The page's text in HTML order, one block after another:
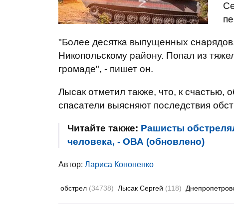
"Более десятка выпущенных
Никопольскому району. Попал из
громаде", - пишет он.
Лысак отметил также, что, к счастью,
спасатели выясняют последствия
Читайте также: Рашисты
человека, - ОВА (обновлено)
Автор: Лариса Кононенко
обстрел (34738) Лысак Сергей (118)